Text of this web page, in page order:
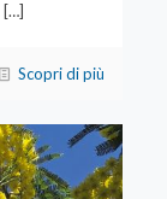
[…]
Scopri di più